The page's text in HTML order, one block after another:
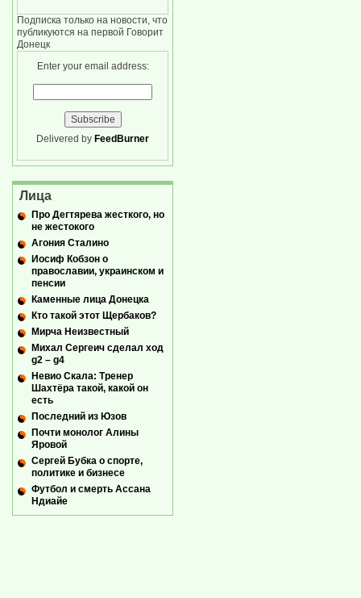
Подписка только на новости, что
публикуются на первой Говорит
Донецк
Enter your email address:
Delivered by FeedBurner
Лица
Про Дегтярева жесткого, но
не жестокого
Агония Сталино
Иосиф Кобзон о
православии, украинском и
пенсии
Каменные лица Донецка
Кто такой этот Щербаков?
Мирча Неизвестный
Михал Сергеич сделал ход
g2 – g4
Невио Скала: Тренер
Шахтёра такой, какой он
есть
Последний из Юзов
Почти монолог Алины
Яровой
Сергей Бубка о спорте,
политике и бизнесе
Футбол и смерть Ассана
Ндиайе